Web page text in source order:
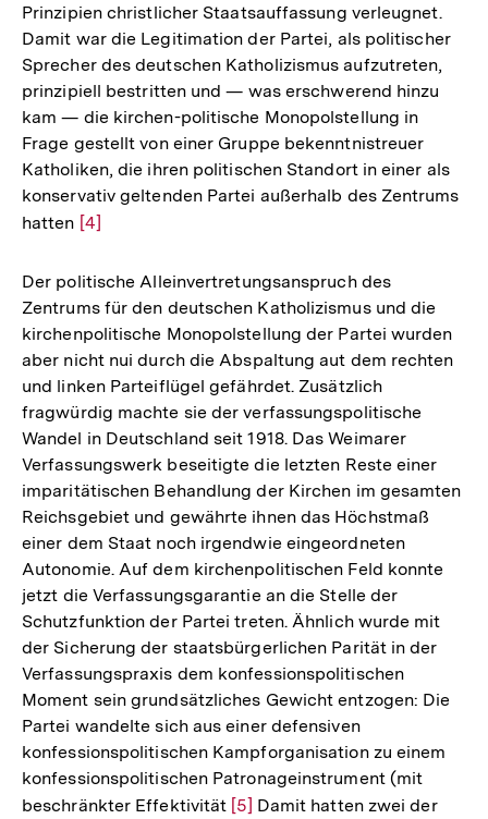
Prinzipien christlicher Staatsauffassung verleugnet.
Damit war die Legitimation der Partei, als politischer
Sprecher des deutschen Katholizismus aufzutreten,
prinzipiell bestritten und — was erschwerend hinzu
kam — die kirchen-politische Monopolstellung in
Frage gestellt von einer Gruppe bekenntnistreuer
Katholiken, die ihren politischen Standort in einer als
konservativ geltenden Partei außerhalb des Zentrums
hatten Zur
der
Fußnote
[4]
Der politische Alleinvertretungsanspruch des
Zentrums für den deutschen Katholizismus und die
kirchenpolitische Monopolstellung der Partei wurden
aber nicht nui durch die Abspaltung aut dem rechten
und linken Parteiflügel gefährdet. Zusätzlich
fragwürdig machte sie der verfassungspolitische
Wandel in Deutschland seit 1918. Das Weimarer
Verfassungswerk beseitigte die letzten Reste einer
imparitätischen Behandlung der Kirchen im gesamten
Reichsgebiet und gewährte ihnen das Höchstmaß
einer dem Staat noch irgendwie eingeordneten
Autonomie. Auf dem kirchenpolitischen Feld konnte
jetzt die Verfassungsgarantie an die Stelle der
Schutzfunktion der Partei treten. Ähnlich wurde mit
der Sicherung der staatsbürgerlichen Parität in der
Verfassungspraxis dem konfessionspolitischen
Moment sein grundsätzliches Gewicht entzogen: Die
Partei wandelte sich aus einer defensiven
konfessionspolitischen Kampforganisation zu einem
konfessionspolitischen Patronageinstrument (mit
beschränkter Effektivität Zur
[5] Damit hatten zwei der